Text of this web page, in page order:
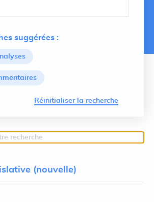
suggérées :
Réinitialiser la recherche
recherche
(nouvelle)